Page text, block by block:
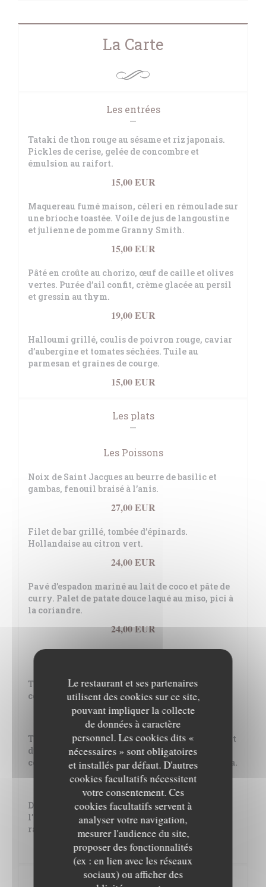
Le restaurant et ses partenaires
utilisent des cookies sur ce site,
pouvant impliquer la collecte
de données à caractère
personnel. Les cookies dits «
nécessaires » sont obligatoires
et installés par défaut. D'autres
cookies facultatifs nécessitent
votre consentement. Ces
cookies facultatifs servent à
analyser votre navigation,
mesurer l'audience du site,
proposer des fonctionnalités
(ex : en lien avec les réseaux
sociaux) ou afficher des
La Carte
Les entrées
Tataki de thon rouge au sésame et riz japonais.
Pickles de cerise, gelée de concombre et
émulsion au raifort.
15,00 EUR
Maquereau fumé maison, céleri en rémoulade sur
une brioche toastée. Voile de jus de langoustine
et julienne de pomme Granny Smith.
15,00 EUR
Pâté en croûte au chorizo, œuf de caille et olives
vertes. Purée d’ail confit, crème glacée au persil
et gressin au thym.
19,00 EUR
Halloumi grillé, coulis de poivron rouge, caviar
d’aubergine et tomates séchées. Tuile au
parmesan et graines de courge.
15,00 EUR
Les plats
Les Poissons
Noix de Saint Jacques au beurre de basilic et
gambas, fenouil braisé à l’anis.
27,00 EUR
Filet de bar grillé, tombée d’épinards.
Hollandaise au citron vert.
24,00 EUR
Pavé d’espadon mariné au lait de coco et pâte de
curry. Palet de patate douce laqué au miso, pici à
la coriandre.
24,00 EUR
Tournedos de bœuf rôti, et son tartare coupé au
couteau.
28,00 EUR
Tendre de veau cuit à basse température au confit
d’oignon et olives de Kalamata, coulis de tomate
cerise. Polenta crémeuse et mozzarella di Bufala.
24,00 EUR
Duo d’agneau, mariné aux épices et roulé à
l’aubergine confite. Chorizo grillé, semoule aux
raisins, poids chiches et chimichurri.
24,00 EUR
FROMAGE